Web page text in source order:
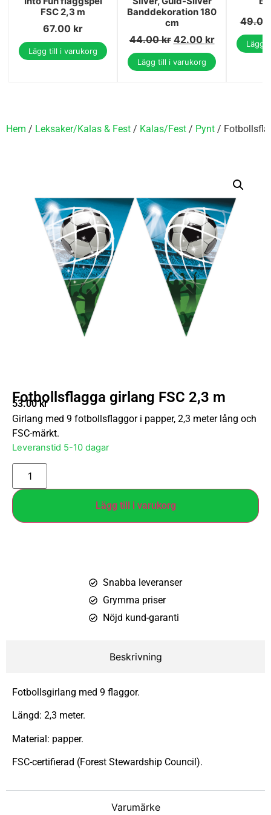
FSC 2,3 m
67.00 kr
Lägg till i varukorg
Banddekoration 180
cm
44.00kr 42.00 kr
Lägg till i varukorg
Lägg
Hem / Leksaker/Kalas & Fest / Kalas/Fest / Pynt /
Fotbollsflagga girlang FSC 2,3 m
53.00kr
Girlang med 9 fotbollsflaggor i papper, 2,3 meter lång och
FSC-märkt.
Leveranstid 5-10 dagar
Lägg till i varukorg
Snabba leveranser
Grymma priser
Nöjd kund-garanti
Beskrivning
Varumärke
Fotbollsgirlang med 9 flaggor.
Längd: 2,3 meter.
Material: papper.
FSC-certifierad (Forest Stewardship Council).